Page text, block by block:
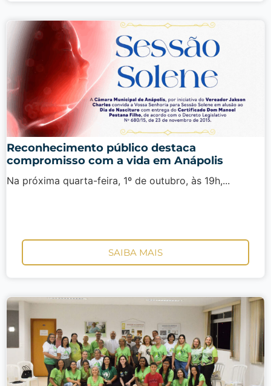
Reconhecimento público destaca
compromisso com a vida em Anápolis
Na próxima quarta-feira, 1º de outubro, às 19h,...
SAIBA MAIS